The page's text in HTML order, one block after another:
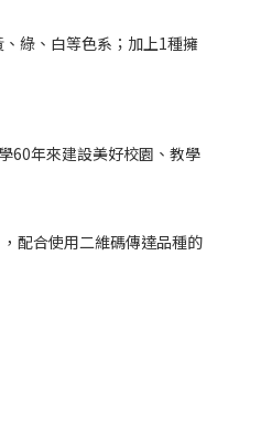
綠、白等色系；加上1種擁
60年來建設美好校園、教學
配合使用二維碼傳達品種的